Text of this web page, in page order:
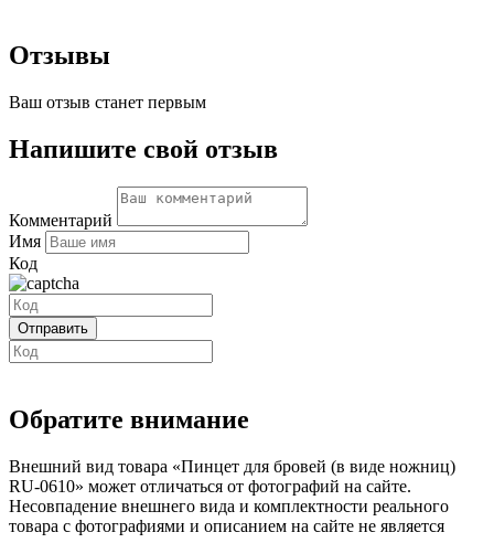
Отзывы
Ваш отзыв станет первым
Напишите свой отзыв
Комментарий
Имя
Код
Обратите внимание
Внешний вид товара «Пинцет для бровей (в виде ножниц)
RU-0610» может отличаться от фотографий на сайте.
Несовпадение внешнего вида и комплектности реального
товара с фотографиями и описанием на сайте не является